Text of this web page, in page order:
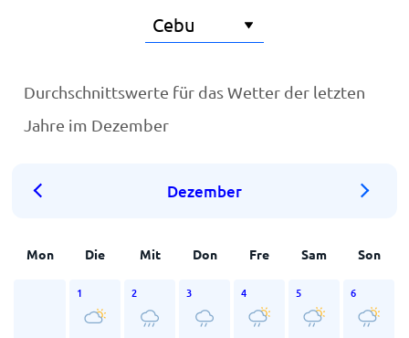
Durchschnittswerte für das Wetter der letzten
Jahre im Dezember
Dezember
Mon Die Mit Don Fre Sam Son
1 2 3 4 5 6